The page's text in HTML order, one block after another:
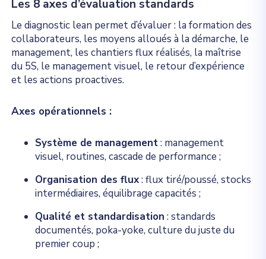
Les 8 axes d’évaluation standards
Le diagnostic lean permet d’évaluer : la formation des
collaborateurs, les moyens alloués à la démarche, le
management, les chantiers flux réalisés, la maîtrise
du 5S, le management visuel, le retour d’expérience
et les actions proactives.
Axes opérationnels :
Système de management: management
visuel, routines, cascade de performance ;
Organisation des flux: flux tiré/poussé, stocks
intermédiaires, équilibrage capacités ;
Qualité et standardisation : standards
documentés, poka-yoke, culture du juste du
premier coup ;